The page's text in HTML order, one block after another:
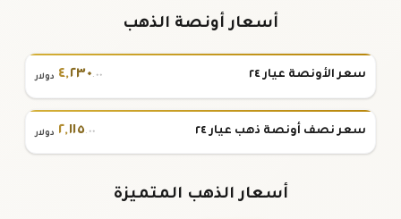
أسعار أونصة الذهب
سعر الأونصة عيار ٢٤ ٤,٢٣٠.٠٠ دولار
سعر نصف أونصة ذهب عيار ٢٤ ٢,١١٥.٠٠ دولار
أسعار الذهب المتميزة